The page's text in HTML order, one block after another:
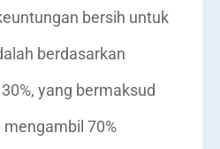
bersih untuk
berdasarkan
yang bermaksud
70%